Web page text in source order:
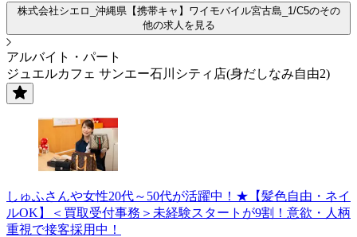
株式会社シエロ_沖縄県【携帯キャ】ワイモバイル宮古島_1/C5のその
他の求人を見る
アルバイト・パート
ジュエルカフェ サンエー石川シティ店(身だしなみ自由2)
しゅふさんや女性20代～50代が活躍中！★【髪色自由・ネイ
ルOK】＜買取受付事務＞未経験スタートが9割！意欲・人柄
重視で接客採用中！